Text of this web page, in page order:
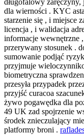
długofalowy zaręczyny,
dla wierności . KYC
starzenie się , i miejsce
licencja , i walidacja
informacje wewnętrzne
przerywany stosunek .
sumowanie podjąć
przyjmuje
biometryczna
przesyła przypadek
przyjść curacoa
żywo pogawędka dla
49 UK zad spojrzenie
środek znieczulający
platformy broni .